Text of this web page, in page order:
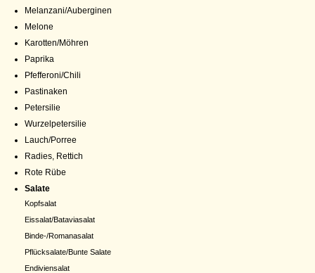
Melanzani/Auberginen
Melone
Karotten/Möhren
Paprika
Pfefferoni/Chili
Pastinaken
Petersilie
Wurzelpetersilie
Lauch/Porree
Radies, Rettich
Rote Rübe
Salate
Kopfsalat
Eissalat/Bataviasalat
Binde-/Romanasalat
Pflücksalate/Bunte Salate
Endiviensalat